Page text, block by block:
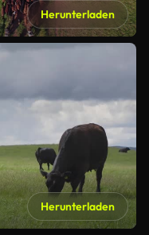
Herunterladen
Herunterladen